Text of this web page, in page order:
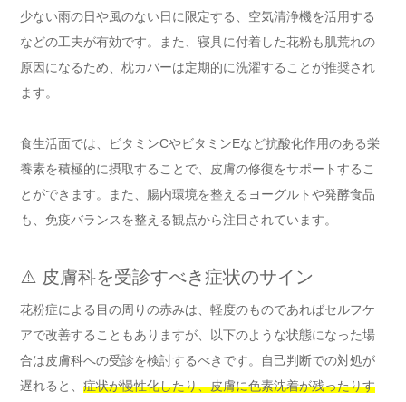
少ない雨の日や風のない日に限定する、空気清浄機を活用する
などの工夫が有効です。また、寝具に付着した花粉も肌荒れの
原因になるため、枕カバーは定期的に洗濯することが推奨され
ます。
食生活面では、ビタミンCやビタミンEなど抗酸化作用のある栄
養素を積極的に摂取することで、皮膚の修復をサポートするこ
とができます。また、腸内環境を整えるヨーグルトや発酵食品
も、免疫バランスを整える観点から注目されています。
⚠️ 皮膚科を受診すべき症状のサイン
花粉症による目の周りの赤みは、軽度のものであればセルフケ
アで改善することもありますが、以下のような状態になった場
合は皮膚科への受診を検討するべきです。自己判断での対処が
遅れると、 症状が慢性化したり、皮膚に色素沈着が残ったりす